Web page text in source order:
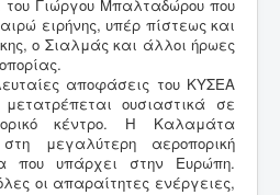
Γιώργου Μπαλταδώρου που
ειρήνης, υπέρ πίστεως και
ο Σιαλμάς και άλλοι ήρωες
αποφάσεις του ΚΥΣΕΑ
ουσιαστικά σε
κέντρο. Η Καλαμάτα
μεγαλύτερη αεροπορική
που υπάρχει στην Ευρώπη.
οι απαραίτητες ενέργειες,